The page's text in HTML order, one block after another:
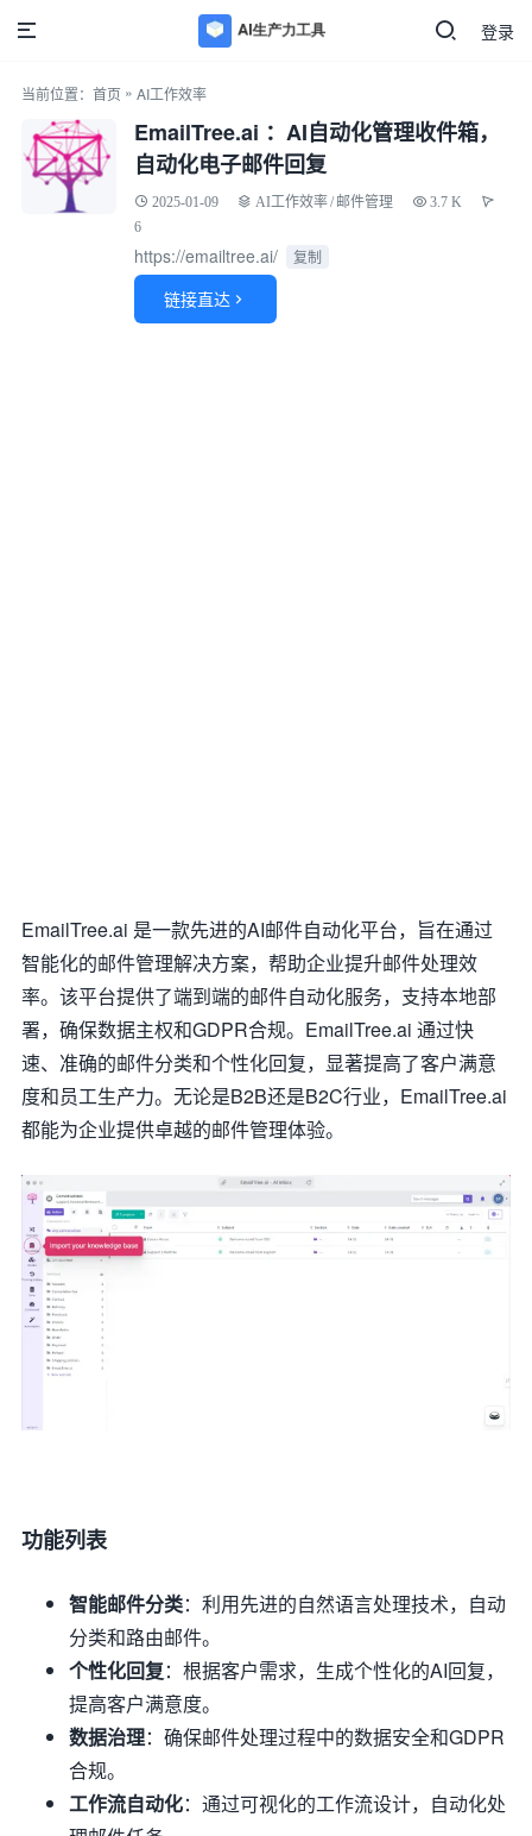
登录
当前位置： 首页 » AI工作效率
EmailTree.ai ：AI自动化管理收件箱，
自动化电子邮件回复
2025-01-09 AI工作效率/ 邮件管理
3.7 K
6
https://emailtree.ai/ 复制
链接直达 
EmailTree.ai 是一款先进的AI邮件自动化平台，旨在通过
智能化的邮件管理解决方案，帮助企业提升邮件处理效
率。该平台提供了端到端的邮件自动化服务，支持本地部
署，确保数据主权和GDPR合规。EmailTree.ai 通过快
速、准确的邮件分类和个性化回复，显著提高了客户满意
度和员工生产力。无论是B2B还是B2C行业，EmailTree.ai
都能为企业提供卓越的邮件管理体验。
功能列表
智能邮件分类：利用先进的自然语言处理技术，自动
分类和路由邮件。
个性化回复：根据客户需求，生成个性化的AI回复，
提高客户满意度。
数据治理：确保邮件处理过程中的数据安全和GDPR
合规。
工作流自动化：通过可视化的工作流设计，自动化处